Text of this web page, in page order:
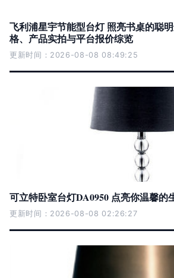
飞利浦星宇节能型台灯 照亮书桌的聪
格、产品实拍与平台报价综览
更新时间：2026-08-08 08:49:25
可立特卧室台灯DA0950 点亮你温馨的
更新时间：2026-08-08 02:26:27